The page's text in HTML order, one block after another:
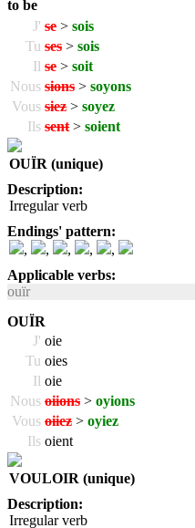
to be
J' se > sois
Tu ses > sois
Il se > soit
Nous sions > soyons
Vous siez > soyez
Ils sent > soient
OUÏR (unique)
Description:
Irregular verb
Endings' pattern:
,
, , ,
,
Applicable verbs:
ouïr
OUÏR
J' oie
Tu oies
Il oie
Nous oiions > oyions
Vous oiiez > oyiez
Ils oient
VOULOIR (unique)
Description:
Irregular verb